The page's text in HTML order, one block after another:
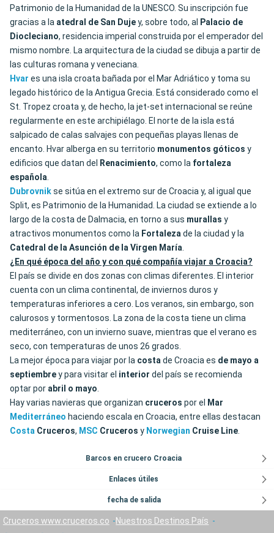
Patrimonio de la Humanidad de la UNESCO. Su inscripción fue
gracias a la atedral de San Dujey, sobre todo, al Palacio de
Diocleciano, residencia imperial construida por el emperador del
mismo nombre. La arquitectura de la ciudad se dibuja a partir de
las culturas romana y veneciana.
Hvar es una isla croata bañada por el Mar Adriático y toma su
legado histórico de la Antigua Grecia. Está considerado como el
St. Tropez croata y, de hecho, la jet-set internacional se reúne
regularmente en este archipiélago. El norte de la isla está
salpicado de calas salvajes con pequeñas playas llenas de
encanto. Hvar alberga en su territorio monumentos góticos y
edificios que datan del
Renacimiento, como la fortaleza
española.
Dubrovnikse sitúa en el extremo sur de Croacia y, al igual que
Split, es Patrimonio de la Humanidad. La ciudad se extiende a lo
largo de la costa de Dalmacia, en torno a sus murallas y
atractivos monumentos como la Fortalezade la ciudad y la
Catedral de la Asunción de la Virgen María.
¿En qué época del año y con qué compañía viajar a Croacia?
El país se divide en dos zonas con climas diferentes. El interior
cuenta con un clima continental, de inviernos duros y
temperaturas inferiores a cero. Los veranos, sin embargo, son
calurosos y tormentosos. La zona de la costa tiene un clima
mediterráneo, con un invierno suave, mientras que el verano es
seco, con temperaturas de unos 26 grados.
La mejor época para viajar por la costade Croacia es de mayo a
septiembrey para visitar el interior del país se recomienda
optar por abril o mayo.
Hay varias navieras que organizan cruceros por el
Mar
Mediterráneo haciendo escala en Croacia, entre ellas destacan
Costa Cruceros, MSC Cruceros y Norwegian Cruise Line.
Barcos en crucero Croacia
Enlaces útiles
fecha de salida
Cruceros www.cruceros.co
Nuestros Destinos País